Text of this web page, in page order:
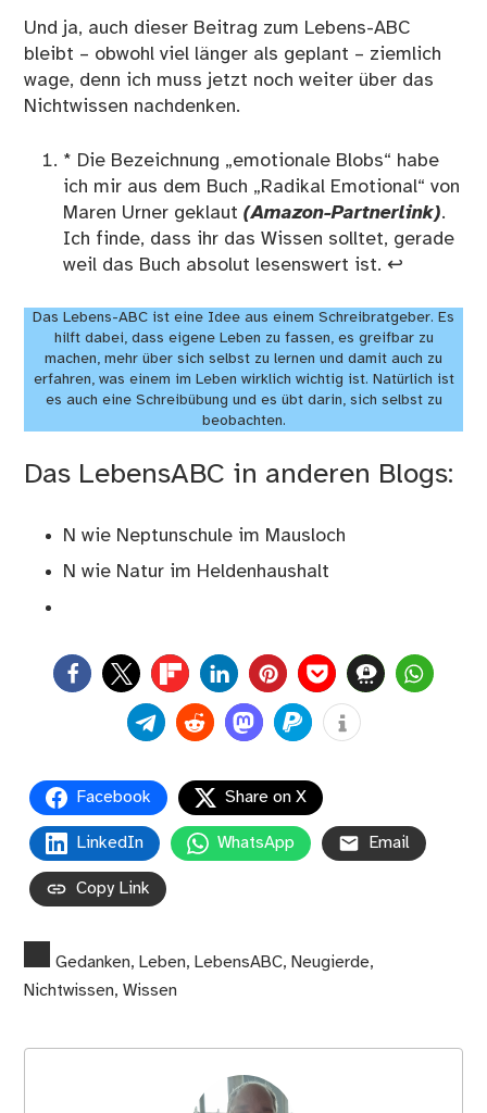
Und ja, auch dieser Beitrag zum Lebens-ABC
bleibt – obwohl viel länger als geplant – ziemlich
wage, denn ich muss jetzt noch weiter über das
Nichtwissen nachdenken.
* Die Bezeichnung „emotionale Blobs“ habe
ich mir aus dem Buch „Radikal Emotional“ von
Maren Urner geklaut (Amazon-Partnerlink).
Ich finde, dass ihr das Wissen solltet, gerade
weil das Buch absolut lesenswert ist. ↩︎
Das Lebens-ABC ist eine Idee aus einem Schreibratgeber. Es
hilft dabei, dass eigene Leben zu fassen, es greifbar zu
machen, mehr über sich selbst zu lernen und damit auch zu
erfahren, was einem im Leben wirklich wichtig ist. Natürlich ist
es auch eine Schreibübung und es übt darin, sich selbst zu
beobachten.
Das LebensABC in anderen Blogs:
N wie Neptunschule im Mausloch
N wie Natur im Heldenhaushalt
0
Facebook Share on X
LinkedIn WhatsApp Email
Copy Link
Gedanken, Leben, LebensABC, Neugierde,
Nichtwissen,Wissen